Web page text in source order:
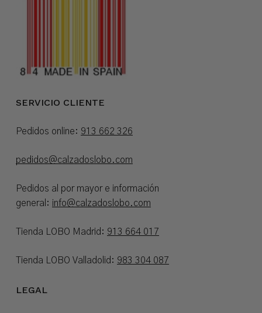
SERVICIO CLIENTE
Pedidos online: 913 662 326
pedidos@calzadoslobo.com
Pedidos al por mayor e información
general: info@calzadoslobo.com
Tienda LOBO Madrid: 913 664 017
Tienda LOBO Valladolid: 983 304 087
LEGAL